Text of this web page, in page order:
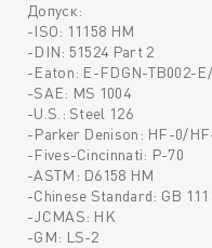
Допуск:
-ISO: 11158 HM
-DIN: 51524 Part 2
-Eaton: E-FDGN-TB002-
-SAE: MS 1004
-U.S.: Steel 126
-Parker Denison: HF-0/
-Fives-Cincinnati: P-70
-ASTM: D6158 HM
-Chinese Standard: GB
-JCMAS: HK
-GM: LS-2